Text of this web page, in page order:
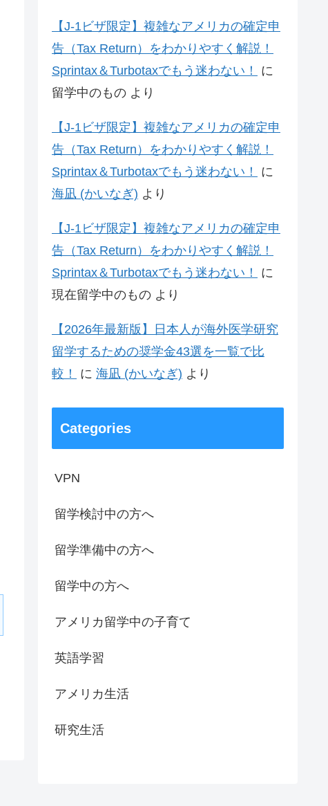
【J-1ビザ限定】複雑なアメリカの確定申
告（Tax Return）をわかりやすく解説！
Sprintax＆Turbotaxでもう迷わない！
に
留学中のもの より
【J-1ビザ限定】複雑なアメリカの確定申
告（Tax Return）をわかりやすく解説！
Sprintax＆Turbotaxでもう迷わない！
に
海凪 (かいなぎ) より
【J-1ビザ限定】複雑なアメリカの確定申
告（Tax Return）をわかりやすく解説！
Sprintax＆Turbotaxでもう迷わない！
に
現在留学中のもの より
【2026年最新版】日本人が海外医学研究
留学するための奨学金43選を一覧で比
較！
に 海凪 (かいなぎ) より
Categories
VPN
留学検討中の方へ
留学準備中の方へ
留学中の方へ
アメリカ留学中の子育て
英語学習
アメリカ生活
研究生活